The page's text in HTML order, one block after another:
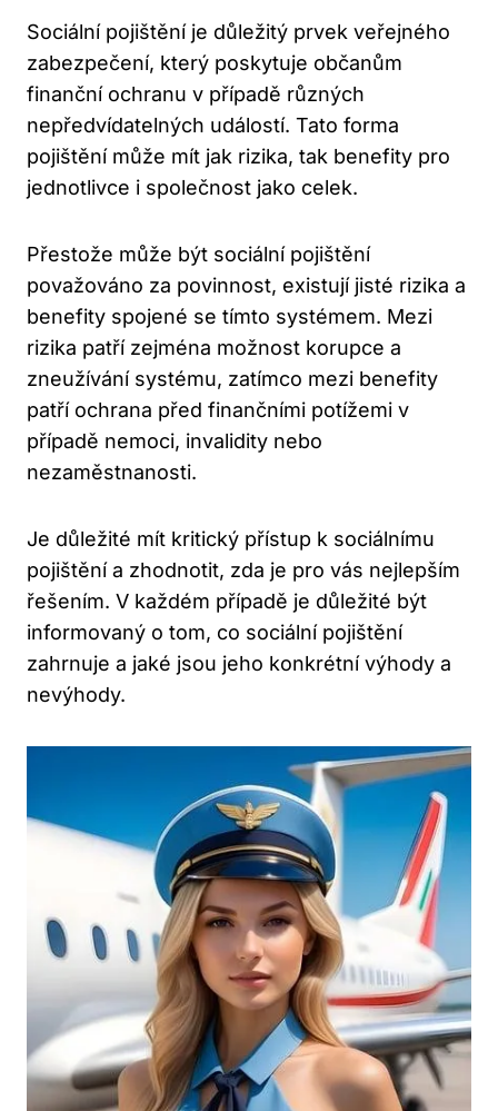
Sociální pojištění je důležitý prvek veřejného
zabezpečení, který poskytuje občanům
finanční ochranu v případě různých
nepředvídatelných událostí. Tato forma
pojištění může mít jak rizika, tak benefity pro
jednotlivce i společnost jako celek.
Přestože může být sociální pojištění
považováno za povinnost, existují jisté rizika a
benefity spojené se tímto systémem. Mezi
rizika patří zejména možnost korupce a
zneužívání systému, zatímco mezi benefity
patří ochrana před finančními potížemi v
případě nemoci, invalidity nebo
nezaměstnanosti.
Je důležité mít kritický přístup k sociálnímu
pojištění a zhodnotit, zda je pro vás nejlepším
řešením. V každém případě je důležité být
informovaný o tom, co sociální pojištění
zahrnuje a jaké jsou jeho konkrétní výhody a
nevýhody.